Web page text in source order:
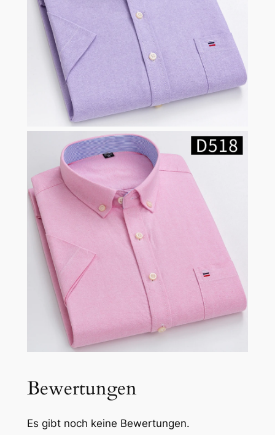
Bewertungen
Es gibt noch keine Bewertungen.